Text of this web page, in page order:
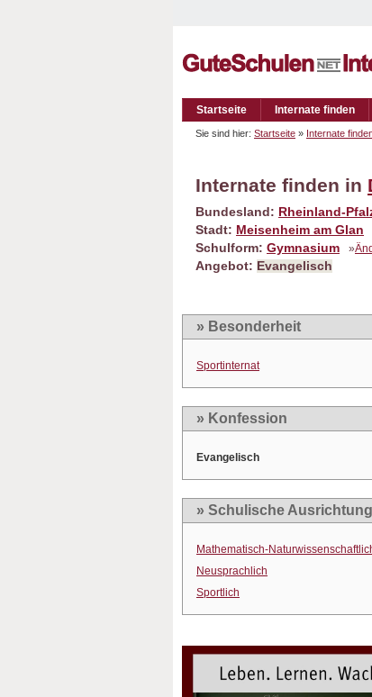
Startseite Internate finden
Sie sind hier: Startseite » Internate
Internate finden in
Bundesland: Rheinland-
Stadt: Meisenheim am Glan
Schulform: Gymnasium »
Angebot: Evangelisch
» Besonderheit
Sportinternat
» Konfession
Evangelisch
» Schulische Ausrichtung
Mathematisch-
Neusprachlich
Sportlich